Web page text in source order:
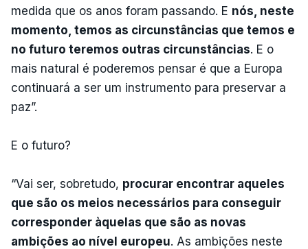
medida que os anos foram passando. E nós, neste
momento, temos as circunstâncias que temos e
no futuro teremos outras circunstâncias. E o
mais natural é poderemos pensar é que a Europa
continuará a ser um instrumento para preservar a
paz”.
E o futuro?
“Vai ser, sobretudo, procurar encontrar aqueles
que são os meios necessários para conseguir
corresponder àquelas que são as novas
ambições ao nível europeu. As ambições neste